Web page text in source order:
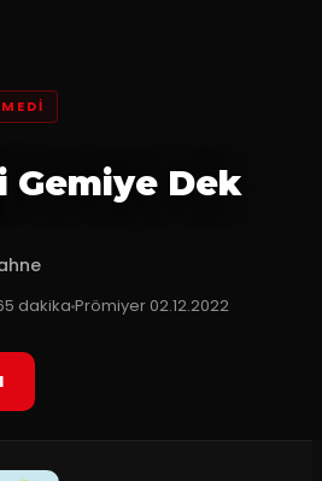
Gemiye Dek
dakikaPrömiyer 02.12.2022